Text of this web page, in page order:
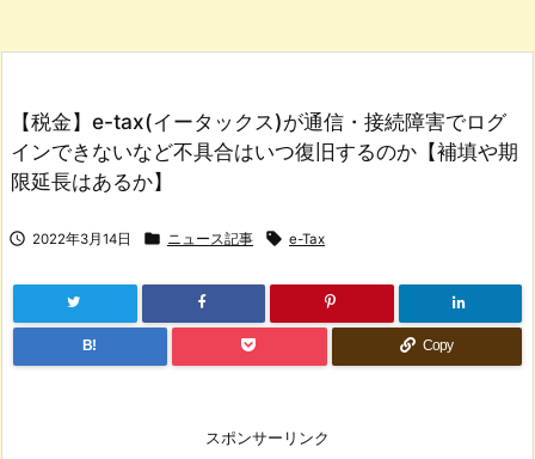
【税金】e-tax(イータックス)が通信・接続障害でログ
インできないなど不具合はいつ復旧するのか【補填や期
限延長はあるか】
 2022年3月14日  ニュース記事  e-Tax
B! Copy
スポンサーリンク